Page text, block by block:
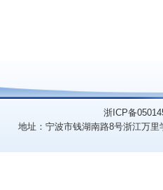
浙ICP备
地址：宁波市钱湖南路8号浙江万